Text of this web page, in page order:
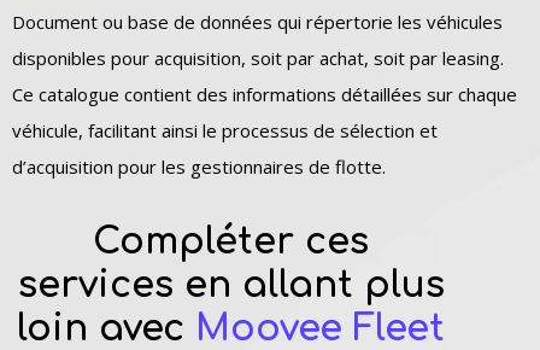
Document ou base de données qui répertorie les véhicules
disponibles pour acquisition, soit par achat, soit par leasing.
Ce catalogue contient des informations détaillées sur chaque
véhicule, facilitant ainsi le processus de sélection et
d’acquisition pour les gestionnaires de flotte.
Compléter ces
services en allant plus
loin avec Moovee Fleet